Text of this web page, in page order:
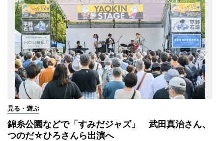
見る・遊ぶ
錦糸公園などで「すみだジャズ」 武田真治さん、
つのだ☆ひろさんら出演へ